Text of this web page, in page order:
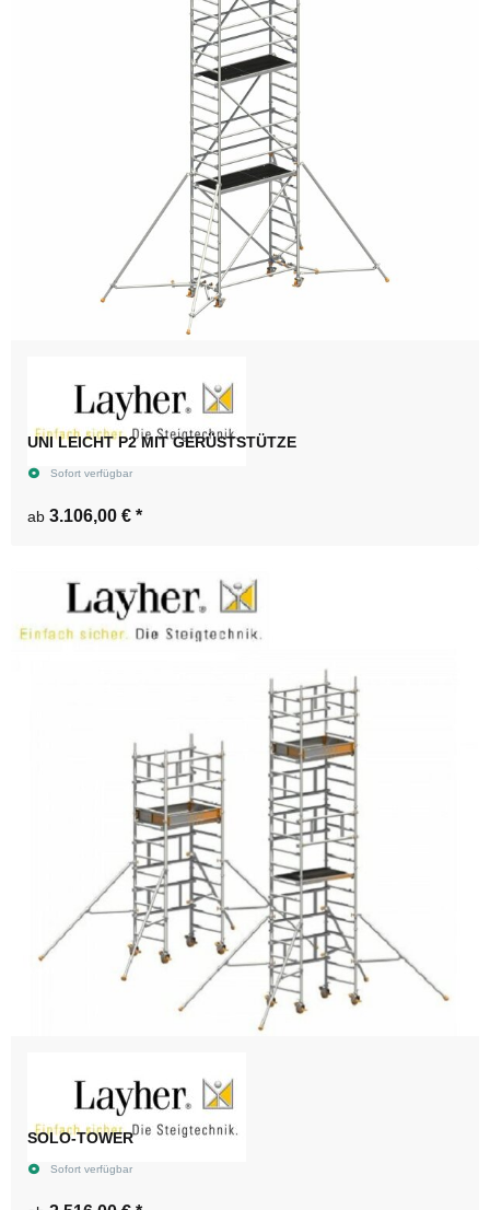
UNI LEICHT P2 MIT GERÜSTSTÜTZE
Sofort verfügbar
ab 3.106,00 € *
SOLO-TOWER
Sofort verfügbar